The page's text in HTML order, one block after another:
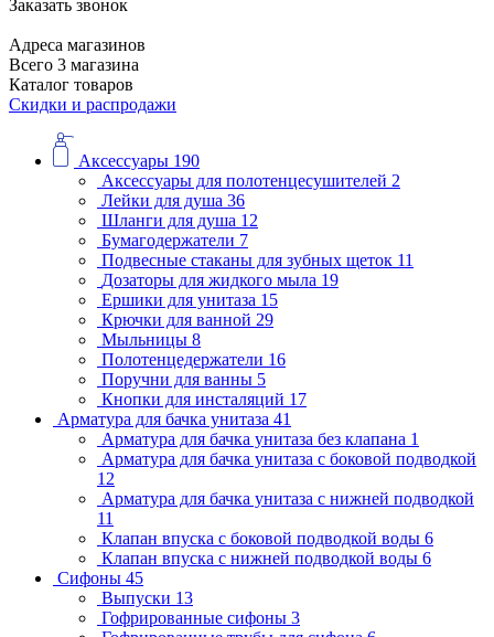
Заказать звонок
Адреса магазинов
Всего 3 магазина
Каталог товаров
Скидки и распродажи
Аксессуары 190
Аксессуары для полотенцесушителей 2
Лейки для душа 36
Шланги для душа 12
Бумагодержатели 7
Подвесные стаканы для зубных щеток 11
Дозаторы для жидкого мыла 19
Ершики для унитаза 15
Крючки для ванной 29
Мыльницы 8
Полотенцедержатели 16
Поручни для ванны 5
Кнопки для инсталяций 17
Арматура для бачка унитаза 41
Арматура для бачка унитаза без клапана 1
Арматура для бачка унитаза с боковой подводкой
12
Арматура для бачка унитаза с нижней подводкой
11
Клапан впуска с боковой подводкой воды 6
Клапан впуска с нижней подводкой воды 6
Сифоны 45
Выпуски 13
Гофрированные сифоны 3